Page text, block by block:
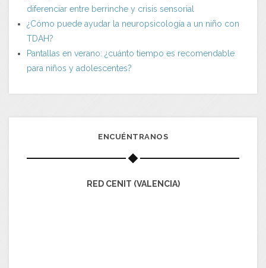
diferenciar entre berrinche y crisis sensorial
¿Cómo puede ayudar la neuropsicología a un niño con
TDAH?
Pantallas en verano: ¿cuánto tiempo es recomendable
para niños y adolescentes?
ENCUÉNTRANOS
RED CENIT (VALENCIA)